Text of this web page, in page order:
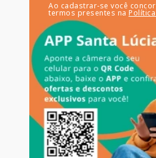
Ao cadastrar-se você
termos presentes na